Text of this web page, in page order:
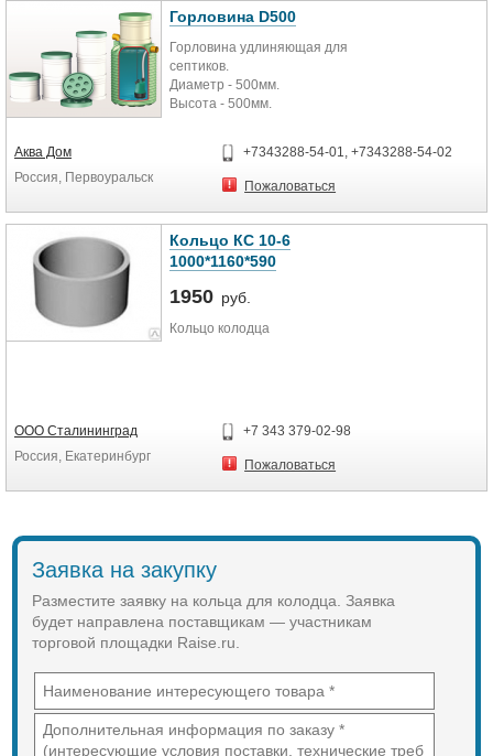
Горловина D500
Горловина удлиняющая для
септиков.
Диаметр - 500мм.
Высота - 500мм.
Основные
Производитель Тритон Пластик
Страна производитель Россия
Гарантийный срок 36 (мес)
Аква Дом
Россия, Первоуральск
+7343288-54-01, +7343288-54-02
Пожаловаться
Кольцо КС 10-6
1000*1160*590
1950 руб.
Кольцо колодца
ООО Сталининград
Россия, Екатеринбург
+7 343 379-02-98
Пожаловаться
Заявка на закупку
Разместите заявку на кольца для колодца. Заявка
будет направлена поставщикам — участникам
торговой площадки Raise.ru.